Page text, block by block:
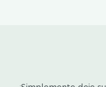
un espacio interior de